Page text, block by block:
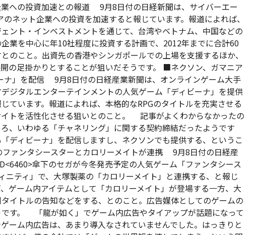
への投資加速との報道 9月8日付の日経新聞は、サイバーエー
ネット企業への投資を加速すると報じています。報道によれば、
ント・インベストメントを通じて、台湾やベトナム、中国などの
業を中心に年10社程度に投資する計画で、2012年までに合計60
のこと。出資先の香港やシンガポールでの上場を支援するほか、
の足掛かりとすることが狙いだそうです。 ■ネクソン、ガマニア
ナ」を配信 9月8日付の日経産業新聞は、オンラインゲーム大手
ジタルエンターテインメントの人気ゲーム「ディビーナ」を提供
ています。報道によれば、本格的なRPGのタイトルを充実させる
イトを活性化させる狙いとのこと。 記事がよくわからなかったの
、いわゆる「チャネリング」に関する契約締結だったようです
ディビーナ」を配信しますし、ネクソンでも提供する、というこ
ァンタシースターとカロリーメイトが連携 9月8日付の日経産
傘下のセガが今冬発売予定の人気ゲーム「ファンタシース
ニティ」で、大塚製薬の「カロリーメイト」と連携する、と報じ
ゲーム内アイテムとして「カロリーメイト」が登場する一方、大
イトルの告知などをする、とのこと。広告媒体としてのゲームの
す。 「龍が如く」でゲーム内広告やタイアップが話題になって
ーム内広告は、あまり導入なされていませんでした。はっきりと